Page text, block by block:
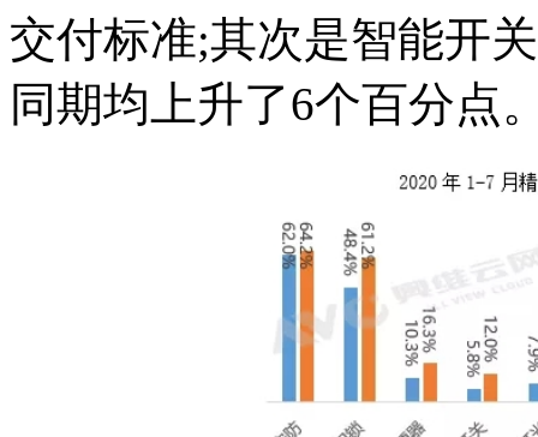
交付标准;其次是智能开
同期均上升了6个百分点